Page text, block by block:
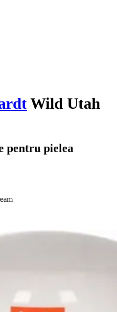
Wild Utah
pentru pielea